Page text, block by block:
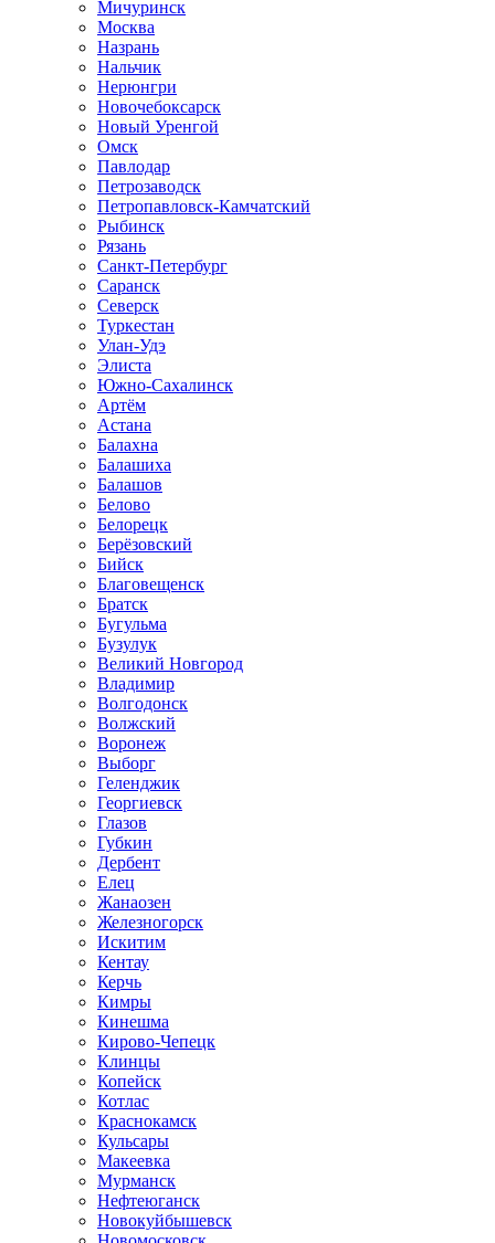
Мичуринск
Москва
Назрань
Нальчик
Нерюнгри
Новочебоксарск
Новый Уренгой
Омск
Павлодар
Петрозаводск
Петропавловск-Камчатский
Рыбинск
Рязань
Санкт-Петербург
Саранск
Северск
Туркестан
Улан-Удэ
Элиста
Южно-Сахалинск
Артём
Астана
Балахна
Балашиха
Балашов
Белово
Белорецк
Берёзовский
Бийск
Благовещенск
Братск
Бугульма
Бузулук
Великий Новгород
Владимир
Волгодонск
Волжский
Воронеж
Выборг
Геленджик
Георгиевск
Глазов
Губкин
Дербент
Елец
Жанаозен
Железногорск
Искитим
Кентау
Керчь
Кимры
Кинешма
Кирово-Чепецк
Клинцы
Копейск
Котлас
Краснокамск
Кульсары
Макеевка
Мурманск
Нефтеюганск
Новокуйбышевск